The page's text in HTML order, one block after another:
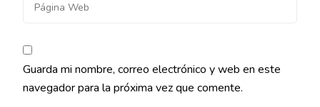
Guarda mi nombre, correo electrónico y web en este
navegador para la próxima vez que comente.